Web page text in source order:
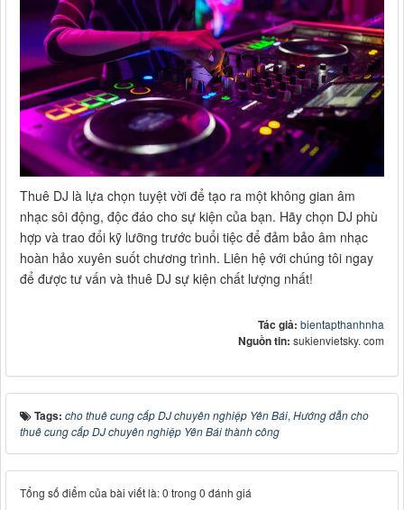
Thuê DJ là lựa chọn tuyệt vời để tạo ra một không gian âm
nhạc sôi động, độc đáo cho sự kiện của bạn. Hãy chọn DJ phù
hợp và trao đổi kỹ lưỡng trước buổi tiệc để đảm bảo âm nhạc
hoàn hảo xuyên suốt chương trình. Liên hệ với chúng tôi ngay
để được tư vấn và thuê DJ sự kiện chất lượng nhất!
Tác giả: bientapthanhnha
Nguồn tin: sukienvietsky. com
Tags: cho thuê cung cấp DJ chuyên nghiệp Yên Bái, Hướng dẫn cho
thuê cung cấp DJ chuyên nghiệp Yên Bái thành công
Tổng số điểm của bài viết là: 0 trong 0 đánh giá